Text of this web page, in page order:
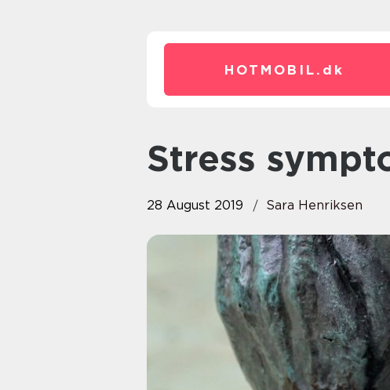
HOTMOBIL. dk
Stress
28 August 2019 Sara Henriksen